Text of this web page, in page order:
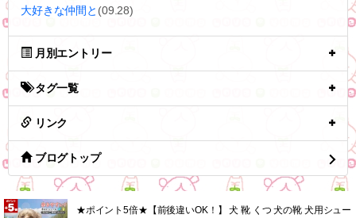
大好きな仲間と (09.28)
月別エントリー
タグ一覧
リンク
ブログトップ
★ポイント5倍★【前後違いOK！】 犬 靴 くつ 犬の靴 犬用シュー